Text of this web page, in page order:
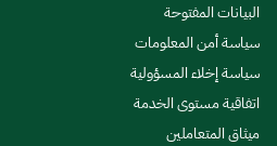
البيانات المفتوحة
سياسة أمن المعلومات
سياسة إخلاء المسؤولية
اتفاقية مستوى الخدمة
ميثاق المتعاملين